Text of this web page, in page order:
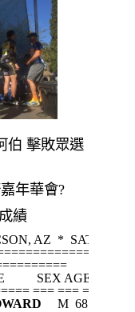
伯 擊敗眾選
年華會?
績
AZ  *  SATURDAY
====
SEX AGE
=== ===
M  68